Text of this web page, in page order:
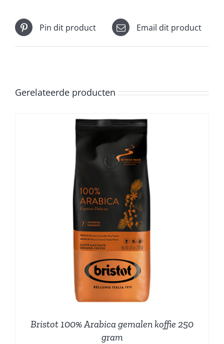
Pin dit product Email dit product
Gerelateerde producten
Bristot 100% Arabica gemalen koffie 250
gram